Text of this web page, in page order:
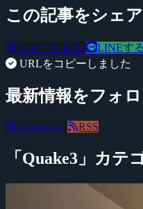
この記事をシェ
ツイートする LINEする
URLをコピーしました
最新情報をフォ
@negitaku RSS
「Quake3」カテ